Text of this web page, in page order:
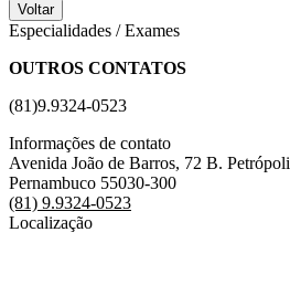
Voltar
Especialidades / Exames
OUTROS CONTATOS
(81)9.9324-0523
Informações de contato
Avenida João de Barros, 72 B.
Pernambuco 55030-300
(81) 9.9324-0523
Localização